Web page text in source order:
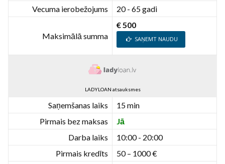
Vecuma ierobežojums
20 - 65 gadi
Maksimālā summa
€ 500
SAŅEMT NAUDU
LADYLOAN atsauksmes
Saņemšanas laiks
15 min
Pirmais bez maksas
Jā
Darba laiks
10:00 - 20:00
Pirmais kredīts
50 – 1000 €